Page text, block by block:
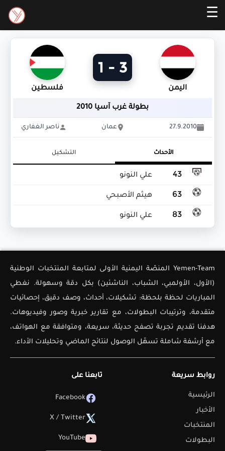
☰
اليمن
3 - 1
فلسطين
بطولة غرب آسيا 2010
27.9.2010 عمان ناصر الغفاري
الأحداث التشكيل
43 علي النونو
63 هيثم الأصبحي
83 علي النونو
Yemen-Team المنصّة اليمنية الأولى لمتابعة المنتخبات الوطنية
(الأول، الأولمبي، الشباب، الناشئين) بكل دقة وسهولة. نغطي
المباريات لحظة بلحظة: تشكيلات، أحداث، وصف دقيق، إحصائيات
متقدمة، وترتيبات البطولات، مع تقارير خبرية وصور وفيديوهات.
هدفنا تقديم تجربة تصفح حديثة، سريعة، ومتوافقة مع الهواتف،
مع أرشفة شاملة تسهّل الوصول لنتائج الماضي وتحليلات الأداء.
روابط سريعة
الرئيسية
الأخبار
المنتخبات
البطولات
تابعنا على
Facebook
X / Twitter
YouTube